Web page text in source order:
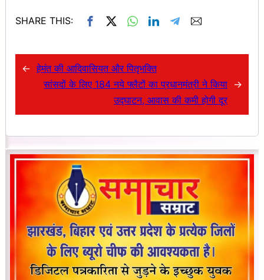
SHARE THIS:
← हेमंत की आदिवासियत और पितृभक्ति
सांसदों के लिए 184 नये फ्लैटों का प्रधानमंत्री ने किया
उद्घाटन, आवास की कमी होगी दूर
→